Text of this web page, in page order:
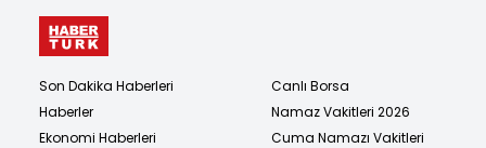
Son Dakika Haberleri
Haberler
Ekonomi Haberleri
Canlı Borsa
Namaz Vakitleri 2026
Cuma Namazı Vakitleri